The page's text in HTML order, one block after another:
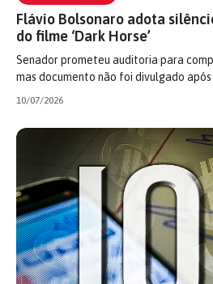
Flávio Bolsonaro adota
do filme ‘Dark Horse’
Senador prometeu auditoria para
mas documento não foi divulgado
10/07/2026